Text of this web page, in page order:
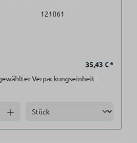
121061
35,43 €*
Verpackungseinheit
Anzahl erhöhen